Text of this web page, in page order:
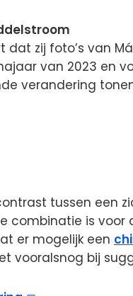
dat zij foto’s van
van 2023 en
verandering
tussen een
combinatie is
er mogelijk een
vooralsnog bij